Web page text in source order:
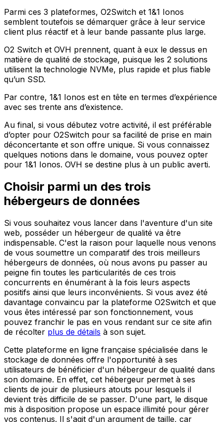
Parmi ces 3 plateformes, O2Switch et 1&1 Ionos
semblent toutefois se démarquer grâce à leur service
client plus réactif et à leur bande passante plus large.
O2 Switch et OVH prennent, quant à eux le dessus en
matière de qualité de stockage, puisque les 2 solutions
utilisent la technologie NVMe, plus rapide et plus fiable
qu’un SSD.
Par contre, 1&1 Ionos est en tête en termes d’expérience
avec ses trente ans d’existence.
Au final, si vous débutez votre activité, il est préférable
d’opter pour O2Switch pour sa facilité de prise en main
déconcertante et son offre unique. Si vous connaissez
quelques notions dans le domaine, vous pouvez opter
pour 1&1 Ionos. OVH se destine plus à un public averti.
Choisir parmi un des trois
hébergeurs de données
Si vous souhaitez vous lancer dans l'aventure d'un site
web, posséder un hébergeur de qualité va être
indispensable. C'est la raison pour laquelle nous venons
de vous soumettre un comparatif des trois meilleurs
hébergeurs de données, où nous avons pu passer au
peigne fin toutes les particularités de ces trois
concurrents en énumérant à la fois leurs aspects
positifs ainsi que leurs inconvénients. Si vous avez été
davantage convaincu par la plateforme O2Switch et que
vous êtes intéressé par son fonctionnement, vous
pouvez franchir le pas en vous rendant sur ce site afin
de récolter plus de détails à son sujet.
Cette plateforme en ligne française spécialisée dans le
stockage de données offre l'opportunité à ses
utilisateurs de bénéficier d'un hébergeur de qualité dans
son domaine. En effet, cet hébergeur permet à ses
clients de jouir de plusieurs atouts pour lesquels il
devient très difficile de se passer. D'une part, le disque
mis à disposition propose un espace illimité pour gérer
vos contenus. Il s'agit d'un argument de taille, car